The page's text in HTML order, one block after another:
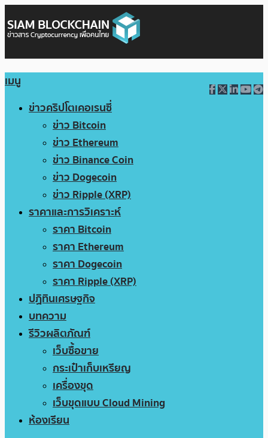
เมนู
ข่าวคริปโตเคอเรนซี่
ข่าว Bitcoin
ข่าว Ethereum
ข่าว Binance Coin
ข่าว Dogecoin
ข่าว Ripple (XRP)
ราคาและการวิเคราะห์
ราคา Bitcoin
ราคา Ethereum
ราคา Dogecoin
ราคา Ripple (XRP)
ปฏิทินเศรษฐกิจ
บทความ
รีวิวผลิตภัณฑ์
เว็บซื้อขาย
กระเป๋าเก็บเหรียญ
เครื่องขุด
เว็บขุดแบบ Cloud Mining
ห้องเรียน